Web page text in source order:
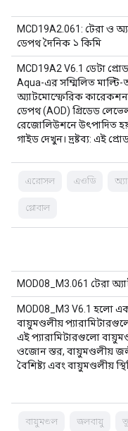
MCD19A2.061: টেরা ও
ডেপথ দৈনিক ১ কিমি
MCD19A2 V6.1 ডেটা
Aqua-এর সম্মিলিত মাল্টি-
অ্যাটমোস্ফেরিক
ডেপথ (AOD) গ্রিডেড
রেজোলিউশনে উৎপাদিত
গাইড দেখুন। দ্রষ্টব্য: এই
এরোসল এওডি
গ্লোবাল
MOD08_M3.061 টেরা
MOD08_M3 V6.1 হলো
বায়ুমণ্ডলীয়
এই প্যারামিটারগুলো
ওজোন স্তর, বায়ুমণ্ডলীয়
বৈশিষ্ট্য এবং বায়ুমণ্ডলীয়
বায়ুমণ্ডল জলবায়ু